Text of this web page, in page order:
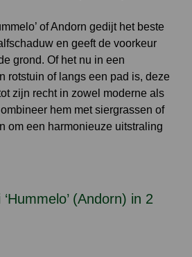
(Andorn) in 2
of Andorn gedijt het beste
en geeft de voorkeur
grond. Of het nu in een
rotstuin of langs een pad is, deze
zijn recht in zowel moderne als
hem met siergrassen of
om een harmonieuze uitstraling